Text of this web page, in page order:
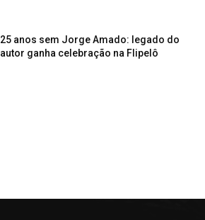
25 anos sem Jorge Amado: legado do
autor ganha celebração na Flipelô